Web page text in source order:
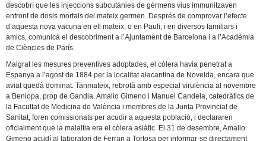
descobrí que les injeccions subcutànies de gèrmens vius immunitzaven
enfront de dosis mortals del mateix germen. Després de comprovar l’efecte
d’aquesta nova vacuna en ell mateix, o en Pauli, i en diversos familiars i
amics, comunicà el descobriment a l’Ajuntament de Barcelona i a l’Acadèmia
de Ciències de París.
Malgrat les mesures preventives adoptades, el còlera havia penetrat a
Espanya a l’agost de 1884 per la localitat alacantina de Novelda, encara que
aviat quedà dominat. Tanmateix, rebrotà amb especial virulència al novembre
a Beniopa, prop de Gandia. Amalio Gimeno i Manuel Candela, catedràtics de
la Facultat de Medicina de València i membres de la Junta Provincial de
Sanitat, foren comissionats per acudir a aquesta població, i declararen
oficialment que la malaltia era el còlera asiàtic. El 31 de desembre, Amalio
Gimeno acudí al laboratori de Ferran a Tortosa per informar-se directament